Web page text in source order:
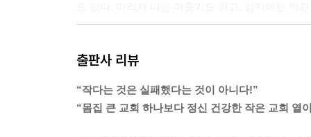
지금 현재의 크기만으로도 충분하다. 교회 건물이
안에는 지역사회에 넘치는 기쁨과 소망과 치유의
은 작은 것에 안주하는 것이 아니라 우리에게 주
출판사 리뷰
“작다는 것은 실패했다는 것이 아니다!”
“몸집 큰 교회 하나보다 정신 건강한 작은 교회 열